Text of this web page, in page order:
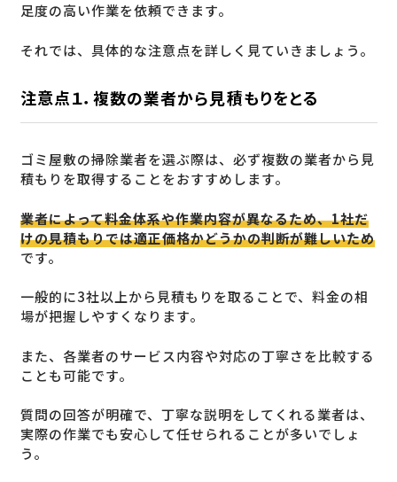
足度の高い作業を依頼できます。
それでは、具体的な注意点を詳しく見ていきましょう。
注意点１．複数の業者から見積もりをとる
ゴミ屋敷の掃除業者を選ぶ際は、必ず複数の業者から見
積もりを取得することをおすすめします。
業者によって料金体系や作業内容が異なるため、1社だ
けの見積もりでは適正価格かどうかの判断が難しいため
です。
一般的に3社以上から見積もりを取ることで、料金の相
場が把握しやすくなります。
また、各業者のサービス内容や対応の丁寧さを比較する
ことも可能です。
質問の回答が明確で、丁寧な説明をしてくれる業者は、
実際の作業でも安心して任せられることが多いでしょ
う。